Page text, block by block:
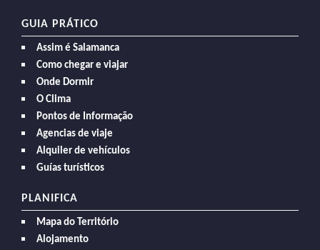
GUIA PRÁTICO
Assim é Salamanca
Como chegar e viajar
Onde Dormir
O Clima
Pontos de Informação
Agencias de viaje
Alquiler de vehículos
Guías turísticos
PLANIFICA
Mapa do Território
Alojamento